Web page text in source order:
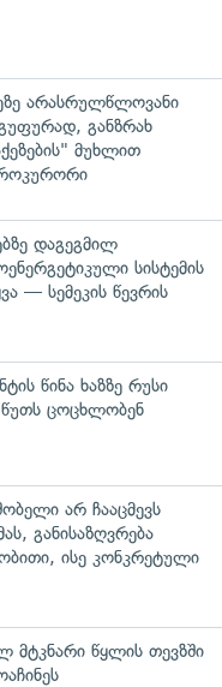
არასრულწლოვანი
განზრახ
მუხლით
დაგეგმილ
სისტემის
— სემეკის წევრის
წინა ხაზზე რუსი
ცოცხლობენ
არ ჩააცმევს
განისაზღვრება
ისე კონკრეტული
წყლის თევზში